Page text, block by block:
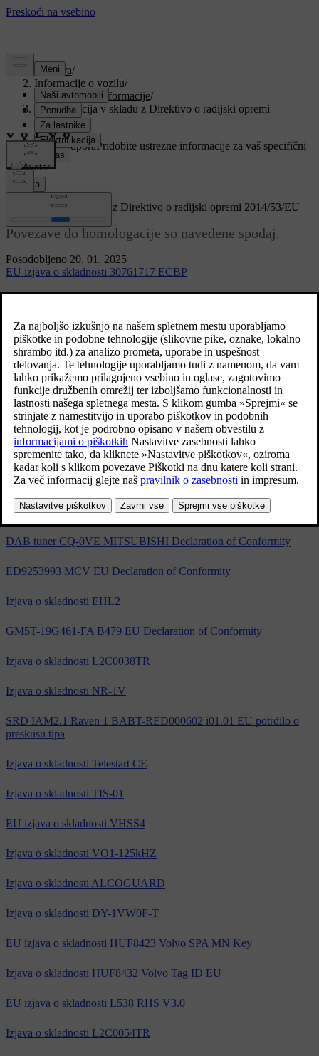
Podpora/
Informacije o vozilu/
Regulativne informacije/
Homologacija v skladu z Direktivo o radijski opremi
2014/53/EU
Prilagojena podporaPridobite ustrezne informacije za vaš specifični
avtomobil.
Prijava
Posodobljeno 20. 01. 2025
Homologacija v skladu z Direktivo o radijski opremi 2014/53/EU
Povezave do homologacije so navedene spodaj.
EU izjava o skladnosti 30761717 ECBP
ES izjava o skladnosti 5WK49232
ES izjava o skladnosti 5WK49264
ES izjava o skladnosti 5WK49265
ES izjava o skladnosti A2C53440050
Izjava o skladnosti S180036006
APN IAM21 Declaration of Conformity
AV9257382 F12 EU Declaration of Conformity
DAB tuner CQ-0VE MITSUBISHI Declaration of Conformity
ED9253993 MCV EU Declaration of Conformity
Izjava o skladnosti EHL2
GM5T-19G461-FA B479 EU Declaration of Conformity
Izjava o skladnosti L2C0038TR
Izjava o skladnosti NR-1V
SRD IAM2.1 Raven 1 BABT-RED000602 i01.01 EU potrdilo o
preskusu tipa
Izjava o skladnosti Telestart CE
Izjava o skladnosti TIS-01
EU izjava o skladnosti VHSS4
Izjava o skladnosti VO1-125kHZ
Izjava o skladnosti ALCOGUARD
Izjava o skladnosti DY-1VW0F-T
EU izjava o skladnosti HUF8423 Volvo SPA MN Key
Izjava o skladnosti HUF8432 Volvo Tag ID EU
EU izjava o skladnosti L538 RHS V3.0
Izjava o skladnosti L2C0054TR